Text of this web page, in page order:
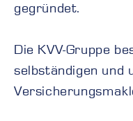
gegründet.
Die KVV-Gruppe
selbständigen und